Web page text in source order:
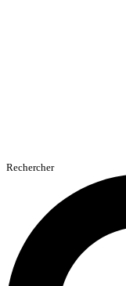
Rechercher